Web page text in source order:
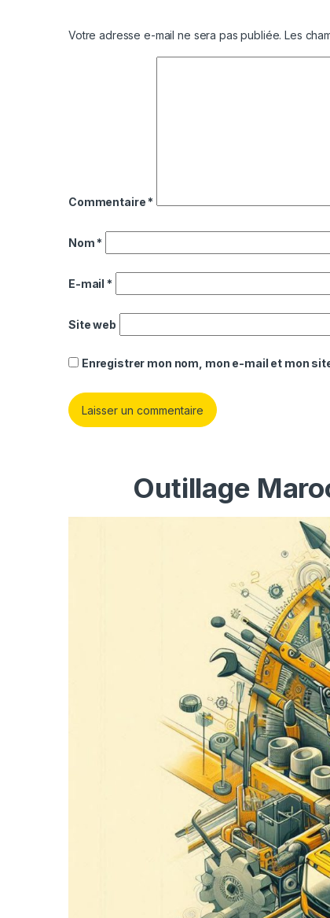
Votre adresse e-mail ne sera pas publiée. Les
Commentaire *
Nom *
E-mail *
Site web
Enregistrer mon nom, mon e-mail et mon
Outillage